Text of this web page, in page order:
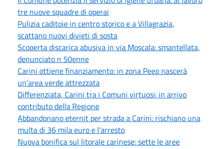
tre nuove squadre di operai
Pulizia caditoie in centro storico e a Villagrazia,
scattano nuovi divieti di sosta
Scoperta discarica abusiva in via Moscala: smantellata,
denunciato n 50enne
Carini ottiene finanziamento: in zona Peep nascerà
un’area verde attrezzata
Differenziata, Carini tra i Comuni virtuosi: in arrivo
contributo della Regione
Abbandonano eternit per strada a Carini: rischiano una
multa di 36 mila euro e l'arresto
Nuova bonifica sul litorale carinese: sette le aree